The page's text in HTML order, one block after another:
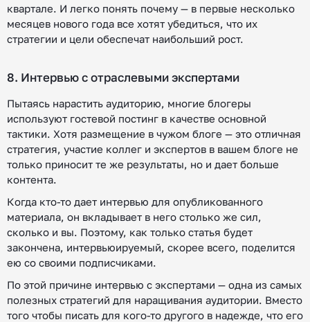
квартале. И легко понять почему — в первые несколько
месяцев нового года все хотят убедиться, что их
стратегии и цели обеспечат наибольший рост.
8. Интервью с отраслевыми экспертами
Пытаясь нарастить аудиторию, многие блогеры
используют гостевой постинг в качестве основной
тактики. Хотя размещение в чужом блоге — это отличная
стратегия, участие коллег и экспертов в вашем блоге не
только приносит те же результаты, но и дает больше
контента.
Когда кто-то дает интервью для опубликованного
материала, он вкладывает в него столько же сил,
сколько и вы. Поэтому, как только статья будет
закончена, интервьюируемый, скорее всего, поделится
ею со своими подписчиками.
По этой причине интервью с экспертами — одна из самых
полезных стратегий для наращивания аудитории. Вместо
того чтобы писать для кого-то другого в надежде, что его